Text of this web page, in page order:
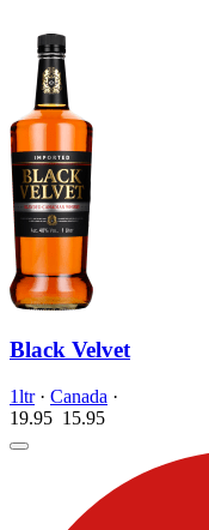
Black Velvet
1ltr· Canada ·
19.95 15.95